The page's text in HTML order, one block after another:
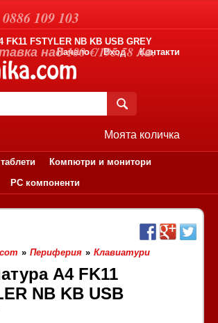
FK11 FSTYLER NB KB USB GREY
Начало
Вход Контакти
Моята количка
Компютри и монитори
PC компоненти
» Периферия » Клавиатури
A4 FK11
NB KB USB
0886 109 103
над 100 €/195.58 лв.